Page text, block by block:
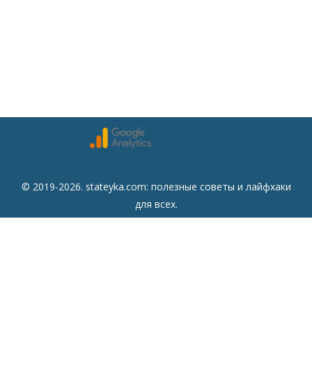
© 2019-2026. stateyka.com: полезные советы и лайфхаки
для всех.